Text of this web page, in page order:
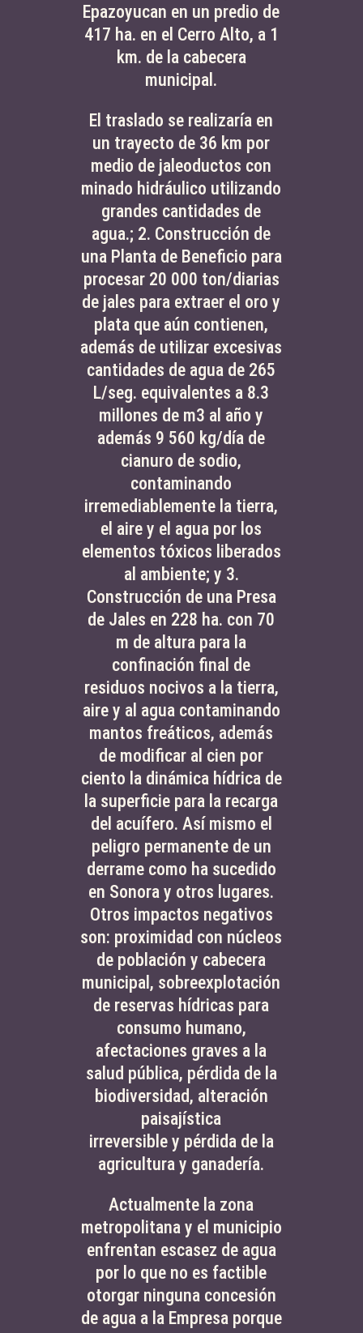
Epazoyucan en un predio de
417 ha. en el Cerro Alto, a 1
km. de la cabecera
municipal.
El traslado se realizaría en
un trayecto de 36 km por
medio de jaleoductos con
minado hidráulico utilizando
grandes cantidades de
agua.; 2. Construcción de
una Planta de Beneficio para
procesar 20 000 ton/diarias
de jales para extraer el oro y
plata que aún contienen,
además de utilizar excesivas
cantidades de agua de 265
L/seg. equivalentes a 8.3
millones de m3 al año y
además 9 560 kg/día de
cianuro de sodio,
contaminando
irremediablemente la tierra,
el aire y el agua por los
elementos tóxicos liberados
al ambiente; y 3.
Construcción de una Presa
de Jales en 228 ha. con 70
m de altura para la
confinación final de
residuos nocivos a la tierra,
aire y al agua contaminando
mantos freáticos, además
de modificar al cien por
ciento la dinámica hídrica de
la superficie para la recarga
del acuífero. Así mismo el
peligro permanente de un
derrame como ha sucedido
en Sonora y otros lugares.
Otros impactos negativos
son: proximidad con núcleos
de población y cabecera
municipal, sobreexplotación
de reservas hídricas para
consumo humano,
afectaciones graves a la
salud pública, pérdida de la
biodiversidad, alteración
paisajística
irreversible y pérdida de la
agricultura y ganadería.
Actualmente la zona
metropolitana y el municipio
enfrentan escasez de agua
por lo que no es factible
otorgar ninguna concesión
de agua a la Empresa porque